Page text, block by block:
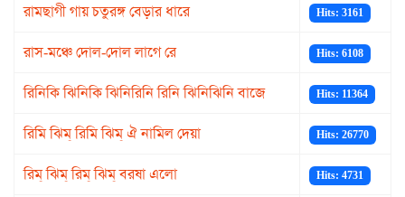
রামছাগী গায় চতুরঙ্গ বেড়ার ধারে Hits: 3161
রাস-মঞ্চে দোল-দোল লাগে রে Hits: 6108
রিনিকি ঝিনিকি ঝিনিরিনি রিনি ঝিনিঝিনি বাজে Hits: 11364
রিমি ঝিম্ রিমি ঝিম্ ঐ নামিল দেয়া Hits: 26770
রিম্ ঝিম্ রিম্ ঝিম্ বরষা এলো Hits: 4731